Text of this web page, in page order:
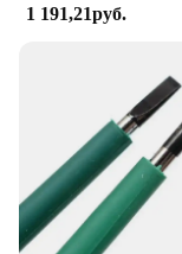
1 191,21руб.